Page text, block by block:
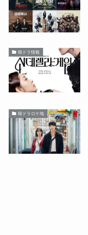
韓ドラ情報
韓ドラロケ地